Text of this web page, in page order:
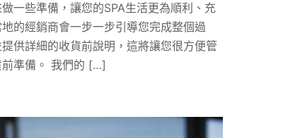
一些準備，讓您的SPA生活更為順利、充
的經銷商會一步一步引導您完成整個過
供詳細的收貨前說明，這將讓您很方便管
前準備。 我們的 […]